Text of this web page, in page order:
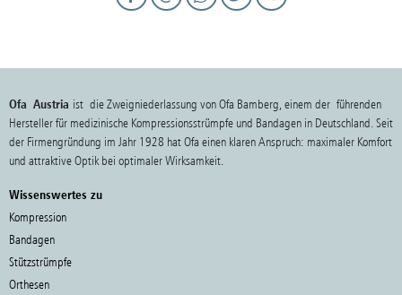
Ofa Austria ist die Zweigniederlassung von Ofa Bamberg, einem der führenden
Hersteller für medizinische Kompressionsstrümpfe und Bandagen in Deutschland. Seit
der Firmengründung im Jahr 1928 hat Ofa einen klaren Anspruch: maximaler Komfort
und attraktive Optik bei optimaler Wirksamkeit.
Wissenswertes zu
Kompression
Bandagen
Stützstrümpfe
Orthesen